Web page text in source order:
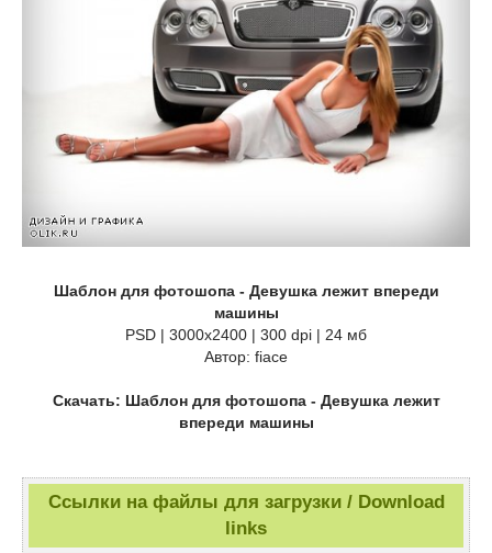
Шаблон для фотошопа - Девушка лежит впереди
машины
PSD | 3000x2400 | 300 dpi | 24 мб
Автор: fiace
Скачать: Шаблон для фотошопа - Девушка лежит
впереди машины
Ссылки на файлы для загрузки / Download
links